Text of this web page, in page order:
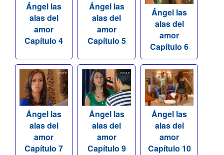
Ángel las
alas del
amor
Capítulo 4
Ángel las
alas del
amor
Capítulo 5
Ángel las
alas del
amor
Capítulo 6
Ángel las
alas del
amor
Capítulo 7
Ángel las
alas del
amor
Capítulo 9
Ángel las
alas del
amor
Capítulo 10